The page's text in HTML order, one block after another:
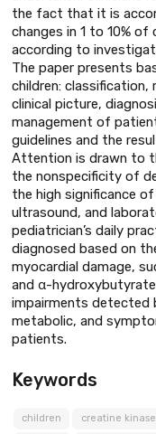
the fact that it is
changes in 1 to 10%
according to
The paper presents
children:
clinical picture,
management of
guidelines and the
Attention is drawn to
the nonspecificity of
the high significance
ultrasound, and
pediatrician’s daily
diagnosed based on
myocardial damage,
and α-
impairments detected
metabolic, and
patients.
Keywords
children creatine